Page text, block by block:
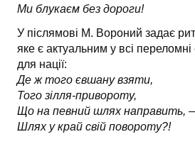
Ми блукаєм без дороги!
У післямові М. Вороний задає
яке є актуальним у всі
для нації:
Де ж того євшану взяти,
Того зілля-привороту,
Що на певний шлях направить,
Шлях у край свій повороту?!